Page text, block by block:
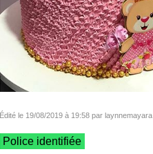
Édité le 19/08/2019 à 19:58 par laynnemayara
Police identifiée